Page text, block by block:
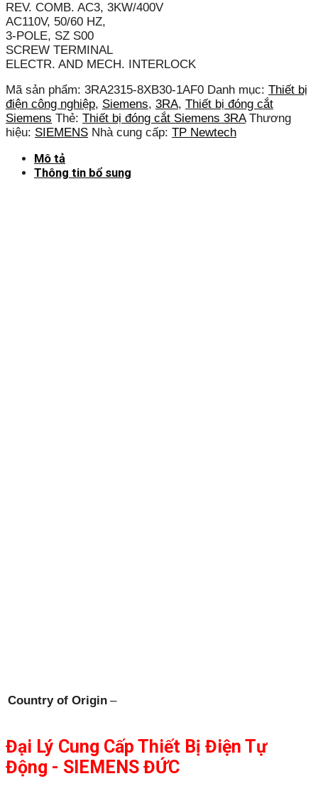
REV. COMB. AC3, 3KW/400V
AC110V, 50/60 HZ,
3-POLE, SZ S00
SCREW TERMINAL
ELECTR. AND MECH. INTERLOCK
Mã sản phẩm: 3RA2315-8XB30-1AF0 Danh mục: Thiết bị
điện công nghiệp, Siemens, 3RA, Thiết bị đóng cắt
Siemens Thẻ: Thiết bị đóng cắt Siemens 3RA Thương
hiệu: SIEMENS Nhà cung cấp: TP Newtech
Mô tả
Thông tin bổ sung
Country of Origin –
Đại Lý Cung Cấp Thiết Bị Điện Tự
Động - SIEMENS ĐỨC